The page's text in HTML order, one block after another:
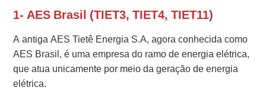
1- AES Brasil (TIET3, TIET4, TIET11)
A antiga AES Tietê Energia S.A, agora conhecida como
AES Brasil, é uma empresa do ramo de energia elétrica,
que atua unicamente por meio da geração de energia
elétrica.